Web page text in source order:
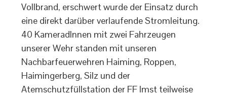
Vollbrand, erschwert wurde der Einsatz durch
eine direkt darüber verlaufende Stromleitung.
40 KameradInnen mit zwei Fahrzeugen
unserer Wehr standen mit unseren
Nachbarfeuerwehren Haiming, Roppen,
Haimingerberg, Silz und der
Atemschutzfüllstation der FF Imst teilweise